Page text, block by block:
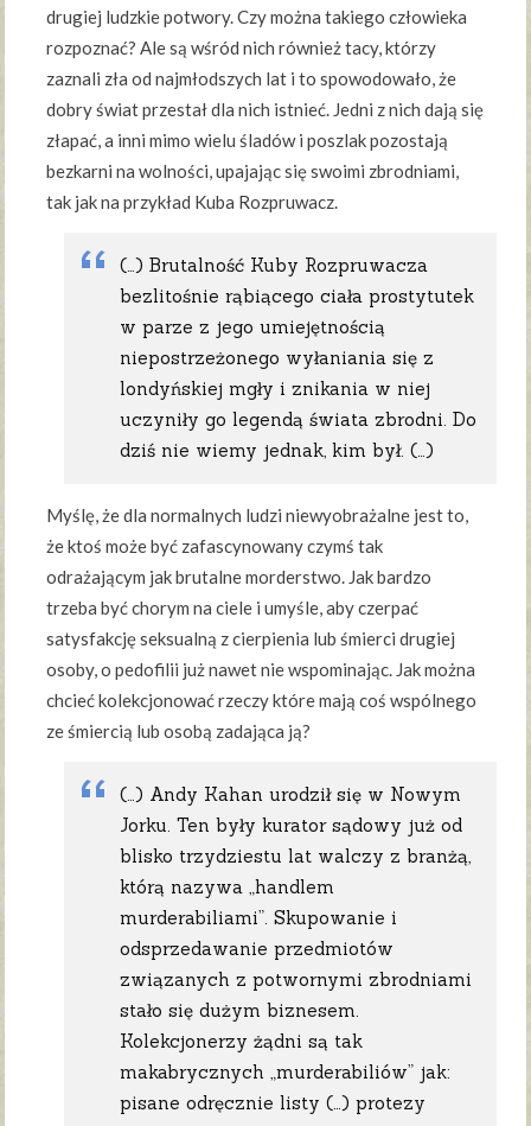
drugiej ludzkie potwory. Czy można takiego człowieka
rozpoznać? Ale są wśród nich również tacy, którzy
zaznali zła od najmłodszych lat i to spowodowało, że
dobry świat przestał dla nich istnieć. Jedni z nich dają się
złapać, a inni mimo wielu śladów i poszlak pozostają
bezkarni na wolności, upajając się swoimi zbrodniami,
tak jak na przykład Kuba Rozpruwacz.
(…) Brutalność Kuby Rozpruwacza
bezlitośnie rąbiącego ciała prostytutek
w parze z jego umiejętnością
niepostrzeżonego wyłaniania się z
londyńskiej mgły i znikania w niej
uczyniły go legendą świata zbrodni. Do
dziś nie wiemy jednak, kim był. (…)
Myślę, że dla normalnych ludzi niewyobrażalne jest to,
że ktoś może być zafascynowany czymś tak
odrażającym jak brutalne morderstwo. Jak bardzo
trzeba być chorym na ciele i umyśle, aby czerpać
satysfakcję seksualną z cierpienia lub śmierci drugiej
osoby, o pedofilii już nawet nie wspominając. Jak można
chcieć kolekcjonować rzeczy które mają coś wspólnego
ze śmiercią lub osobą zadająca ją?
(…) Andy Kahan urodził się w Nowym
Jorku. Ten były kurator sądowy już od
blisko trzydziestu lat walczy z branżą,
którą nazywa „handlem
murderabiliami”. Skupowanie i
odsprzedawanie przedmiotów
związanych z potwornymi zbrodniami
stało się dużym biznesem.
Kolekcjonerzy żądni są tak
makabrycznych „murderabiliów” jak:
pisane odręcznie listy (…) protezy